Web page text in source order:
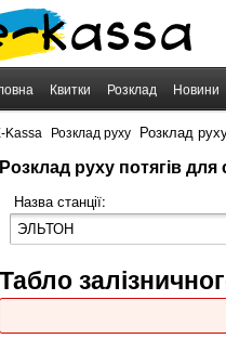
Квитки Розклад Новини
Kassa Розклад руху Розклад
Розклад руху потягів для
Назва станції:
Табло